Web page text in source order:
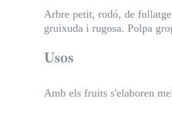
Arbre petit, rodó, de
gruixuda i rugosa. Polpa
Usos
Amb els fruits s'elaboren